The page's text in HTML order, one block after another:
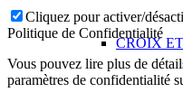
CROIX
Cliquez pour activer/
Politique de Confidentialité
Vous pouvez lire plus de
paramètres de confidentialité